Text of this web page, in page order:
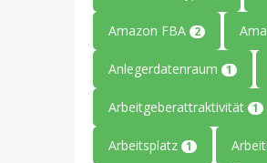
Amazon FBA 2
Anlegerdatenraum 1
Arbeitgeberattraktivität 1
Arbeitsplatz 1